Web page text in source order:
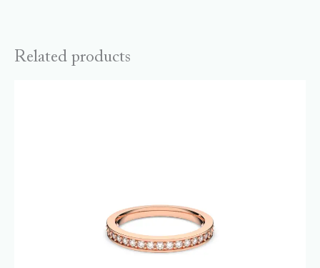
Related products